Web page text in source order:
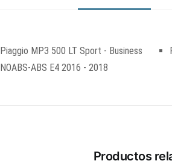
Piaggio MP3 500 LT Sport - Business
NOABS-ABS E4 2016 - 2018
Productos